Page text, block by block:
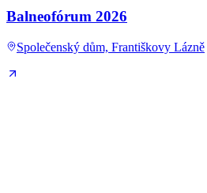
Balneofórum 2026
Společenský dům, Františkovy Lázně